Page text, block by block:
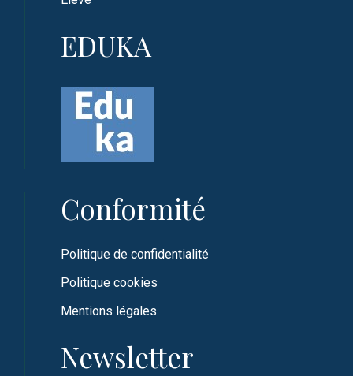
EDUKA
Conformité
Politique de confidentialité
Politique cookies
Mentions légales
Newsletter